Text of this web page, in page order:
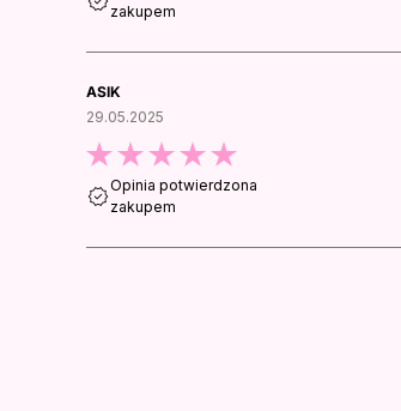
zakupem
ASIK
29.05.2025
Opinia potwierdzona
zakupem